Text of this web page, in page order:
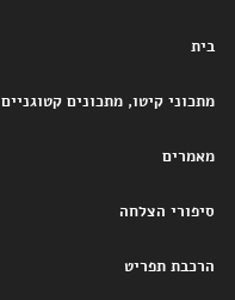
בית
מתכוני קיטו, מתכונים קטוגניים
מאמרים
סיפורי הצלחה
הרכבת תפריט